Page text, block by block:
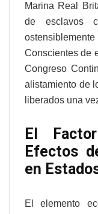
Marina Real
de esclavos
Conscientes de
Congreso
alistamiento de
liberados una
El
Efectos
en
El elemento